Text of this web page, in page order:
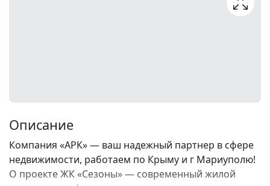
Описание
Компания «АРК» — ваш надежный партнер в сфере
недвижимости, работаем по Крыму и г Мариуполю!
О проекте ЖК «Сезоны» — современный жилой